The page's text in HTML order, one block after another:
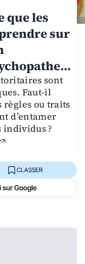
que les
sur
sont
Faut-il
règles ou traits
d’entamer
individus ?
CLASSER
Google